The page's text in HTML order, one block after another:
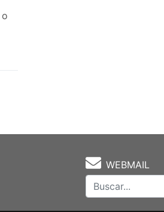
WEBMAIL